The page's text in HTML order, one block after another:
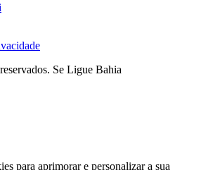
Se Ligue Bahia
para aprimorar e personalizar a sua